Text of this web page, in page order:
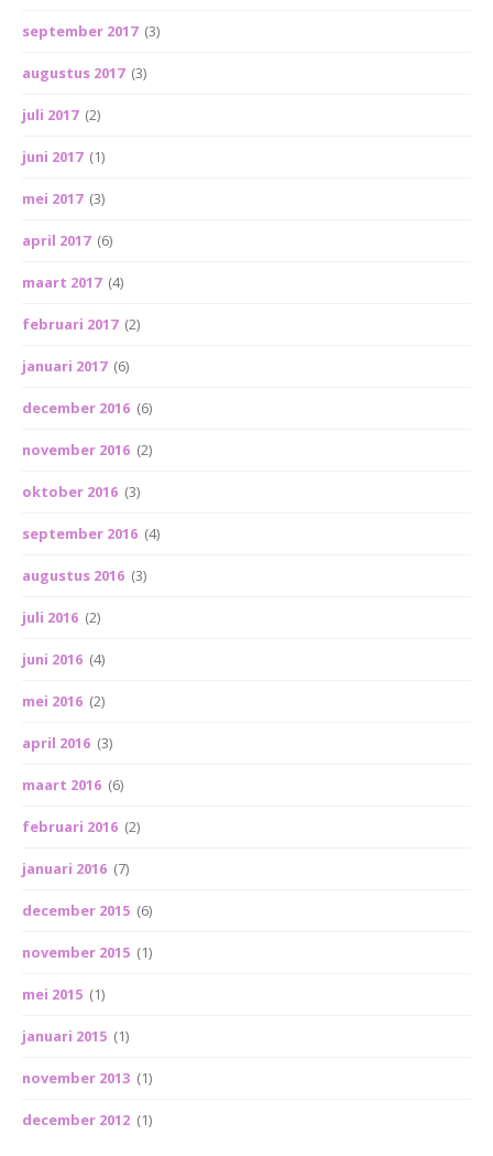
september 2017 (3)
augustus 2017 (3)
juli 2017 (2)
juni 2017 (1)
mei 2017 (3)
april 2017 (6)
maart 2017 (4)
februari 2017 (2)
januari 2017 (6)
december 2016 (6)
november 2016 (2)
oktober 2016 (3)
september 2016 (4)
augustus 2016 (3)
juli 2016 (2)
juni 2016 (4)
mei 2016 (2)
april 2016 (3)
maart 2016 (6)
februari 2016 (2)
januari 2016 (7)
december 2015 (6)
november 2015 (1)
mei 2015 (1)
januari 2015 (1)
november 2013 (1)
december 2012 (1)